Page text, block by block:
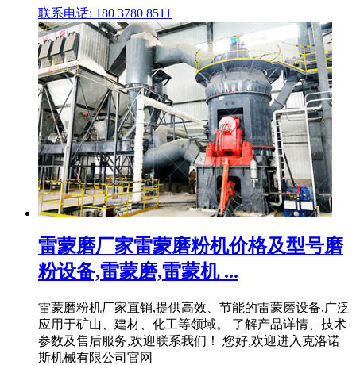
联系电话: 180 3780 8511
雷蒙磨厂家雷蒙磨粉机价格及型号磨
粉设备,雷蒙磨,雷蒙机 ...
雷蒙磨粉机厂家直销,提供高效、节能的雷蒙磨设备,广泛
应用于矿山、建材、化工等领域。 了解产品详情、技术
参数及售后服务,欢迎联系我们！ 您好,欢迎进入克洛诺
斯机械有限公司官网